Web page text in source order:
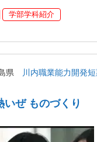
学部学科紹介
県
川内職業能力開発
ぜ ものづくり